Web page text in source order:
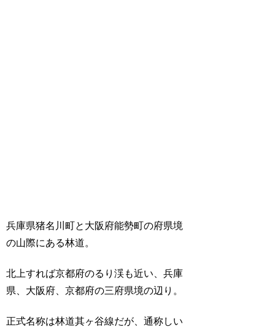
兵庫県猪名川町と大阪府能勢町の府県境
の山際にある林道。
北上すれば京都府のるり渓も近い、兵庫
県、大阪府、京都府の三府県境の辺り。
正式名称は林道其ヶ谷線だが、通称しい